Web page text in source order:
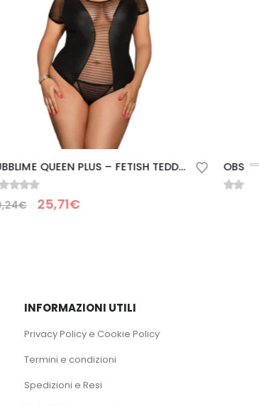
ESAURITO
0 Su 5
INFORMAZIONI UTILI
Privacy Policy e Cookie Policy
Termini e condizioni
Spedizioni e Resi